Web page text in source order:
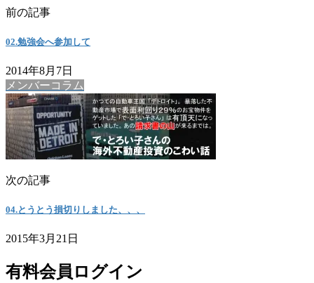
前の記事
02.勉強会へ参加して
2014年8月7日
メンバーコラム
次の記事
04.とうとう損切りしました、、、
2015年3月21日
有料会員ログイン